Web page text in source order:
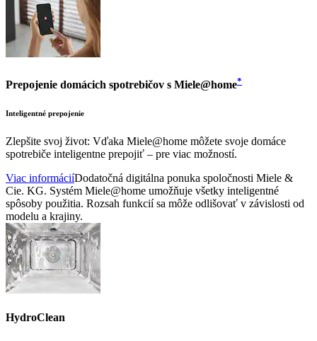
Prepojenie domácich spotrebičov s Miele@home*
Inteligentné prepojenie
Zlepšite svoj život: Vďaka Miele@home môžete svoje domáce
spotrebiče inteligentne prepojiť – pre viac možností.
Viac informáciíDodatočná digitálna ponuka spoločnosti Miele &
Cie. KG. Systém Miele@home umožňuje všetky inteligentné
spôsoby použitia. Rozsah funkcií sa môže odlišovať v závislosti od
modelu a krajiny.
HydroClean